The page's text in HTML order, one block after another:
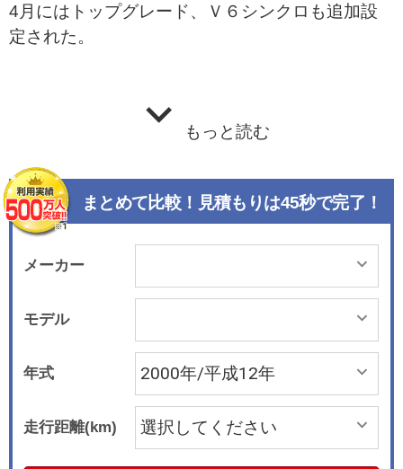
4月にはトップグレード、Ｖ６シンクロも追加設
定された。
もっと読む
まとめて比較！見積もりは45秒で完了！
メーカー
モデル
年式
走行距離(km)